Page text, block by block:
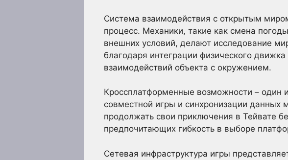
Система взаимодействия с открытым
процесс. Механики, такие как смена
внешних условий, делают исследование
благодаря интеграции физического
взаимодействий объекта с окружением.
Кроссплатформенные возможности – один
совместной игры и синхронизации данных
продолжать свои приключения в Тейвате
предпочитающих гибкость в выборе
Сетевая инфраструктура игры